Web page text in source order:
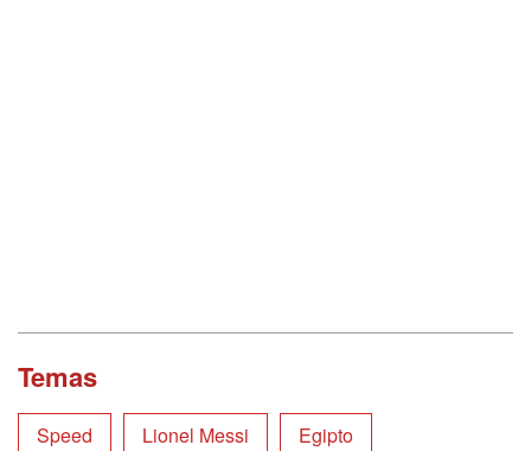
Temas
Speed Lionel Messi Egipto